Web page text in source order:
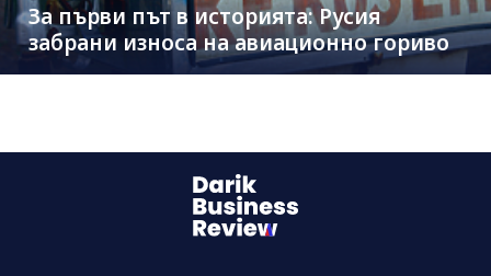
За първи път в историята: Русия
забрани износа на авиационно гориво